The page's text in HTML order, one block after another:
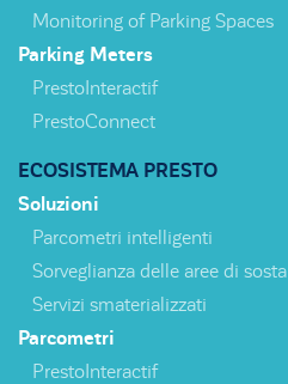
Monitoring of Parking Spaces
Parking Meters
PrestoInteractif
PrestoConnect
ECOSISTEMA PRESTO
Soluzioni
Parcometri intelligenti
Sorveglianza delle aree di sosta
Servizi smaterializzati
Parcometri
PrestoInteractif